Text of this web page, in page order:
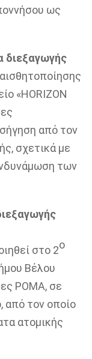
ως
διεξαγωγής
«HORIZON
από τον
σχετικά με
των
στο 2ο
Βέλου
ΡΟΜΑ, σε
από τον οποίο
ατομικής